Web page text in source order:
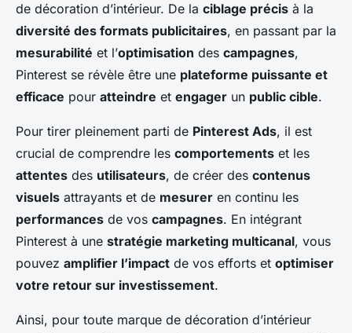
de décoration d’intérieur. De la ciblage précis à la
diversité des formats publicitaires, en passant par la
mesurabilité et l’optimisation des campagnes,
Pinterest se révèle être une plateforme puissante et
efficace pour atteindre et engager un public cible.
Pour tirer pleinement parti de Pinterest Ads, il est
crucial de comprendre les comportements et les
attentes des utilisateurs, de créer des contenus
visuels attrayants et de mesurer en continu les
performances de vos campagnes. En intégrant
Pinterest à une stratégie marketing multicanal, vous
pouvez amplifier l’impact de vos efforts et optimiser
votre retour sur investissement.
Ainsi, pour toute marque de décoration d’intérieur